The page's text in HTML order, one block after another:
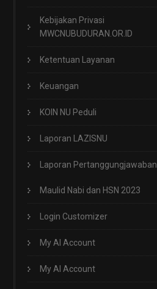
Kebijakan Privasi
MWCNUBUDURAN.OR.ID
Ketentuan Layanan
Keuangan
KOIN NU Peduli
Laporan LAZISNU
Laporan Pertanggungjawaban
Maulid Nabi dan HSN 2023
Login Customizer
My AI Account
My AI Account